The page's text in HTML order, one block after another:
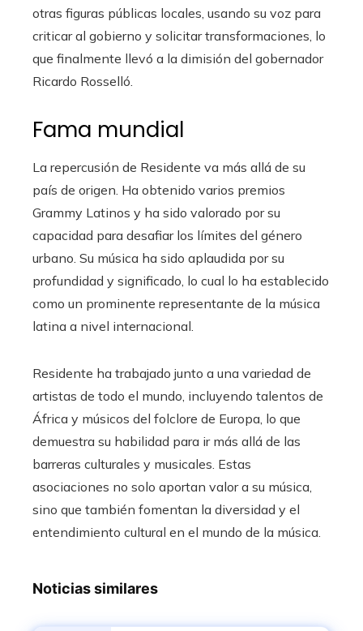
otras figuras públicas locales, usando su voz para
criticar al gobierno y solicitar transformaciones, lo
que finalmente llevó a la dimisión del gobernador
Ricardo Rosselló.
Fama mundial
La repercusión de Residente va más allá de su
país de origen. Ha obtenido varios premios
Grammy Latinos y ha sido valorado por su
capacidad para desafiar los límites del género
urbano. Su música ha sido aplaudida por su
profundidad y significado, lo cual lo ha establecido
como un prominente representante de la música
latina a nivel internacional.
Residente ha trabajado junto a una variedad de
artistas de todo el mundo, incluyendo talentos de
África y músicos del folclore de Europa, lo que
demuestra su habilidad para ir más allá de las
barreras culturales y musicales. Estas
asociaciones no solo aportan valor a su música,
sino que también fomentan la diversidad y el
entendimiento cultural en el mundo de la música.
Noticias similares